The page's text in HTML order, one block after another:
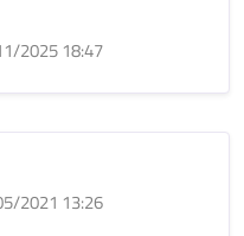
2025 18:47
2021 13:26